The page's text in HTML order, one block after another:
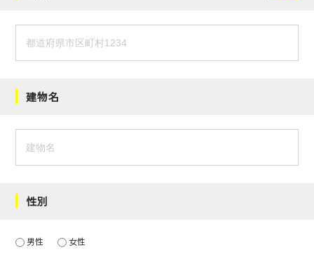
建物名
性別
男性 女性